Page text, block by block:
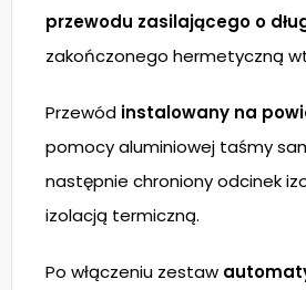
przewodu zasilającego o
zakończonego hermetyczną
Przewód instalowany na
pomocy aluminiowej taśmy
następnie chroniony odcinek
izolacją termiczną.
Po włączeniu zestaw